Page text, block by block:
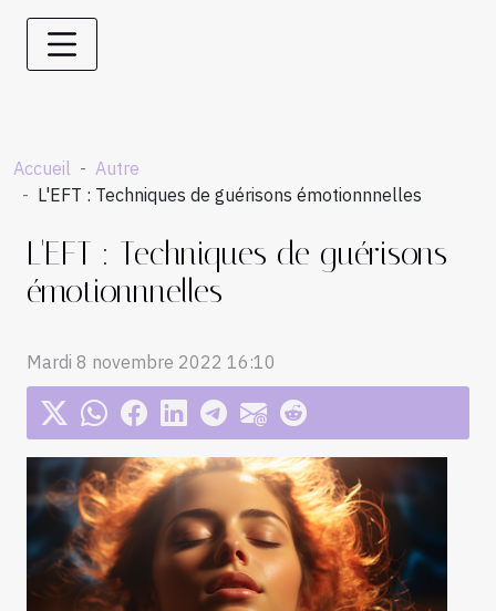
Accueil
Autre
L'EFT : Techniques de guérisons émotionnnelles
L'EFT : Techniques de guérisons
émotionnnelles
Mardi 8 novembre 2022 16:10